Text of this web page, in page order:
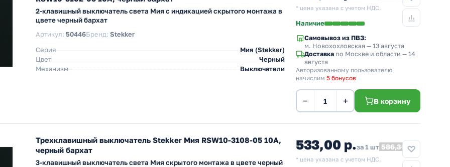
2-клавишный выключатель света Мия с индикацией скрытого монтажа в
цвете черный бархат
Артикул: 50446Бренд: Stekker
Серия
Мия (Stekker)
Цвет
Черный
Механизм
Выключатели
* цена указана с учетом НДС.
Наличие
Самовывоз из ПВЗ:
м. Новохохловская — 13 августа
Доставка по Москве и области — 14
августа
Авторизованному пользователю
начислим 5 бонусов
− + В корзину
Трехклавишный выключатель Stekker Мия RSW10-3108-05 10A,
черный бархат
3-клавишный выключатель света Мия скрытого монтажа в цвете черный
533,00 р.за 1 шт 586,30
* цена указана с учетом НДС.